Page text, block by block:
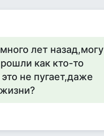
лет назад,могу
как кто-то
не пугает,даже